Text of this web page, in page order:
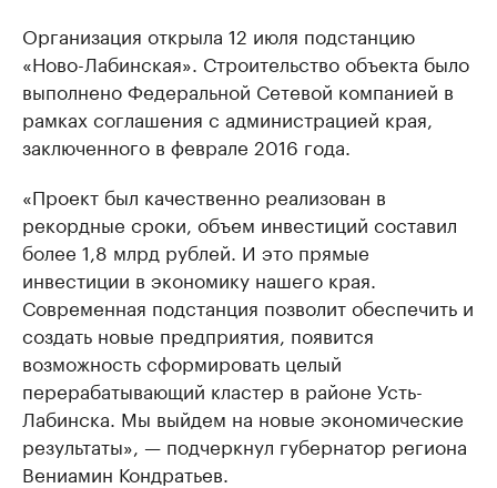
Организация открыла 12 июля подстанцию
«Ново-Лабинская». Строительство объекта было
выполнено Федеральной Сетевой компанией в
рамках соглашения с администрацией края,
заключенного в феврале 2016 года.
«Проект был качественно реализован в
рекордные сроки, объем инвестиций составил
более 1,8 млрд рублей. И это прямые
инвестиции в экономику нашего края.
Современная подстанция позволит обеспечить и
создать новые предприятия, появится
возможность сформировать целый
перерабатывающий кластер в районе Усть-
Лабинска. Мы выйдем на новые экономические
результаты», — подчеркнул губернатор региона
Вениамин Кондратьев.